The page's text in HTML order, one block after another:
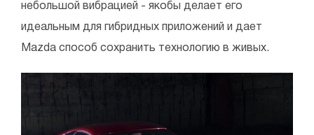
небольшой вибрацией - якобы делает его
идеальным для гибридных приложений и дает
Mazda способ сохранить технологию в живых.